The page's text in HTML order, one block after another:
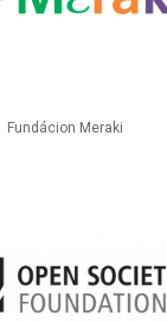
Fundácion Meraki